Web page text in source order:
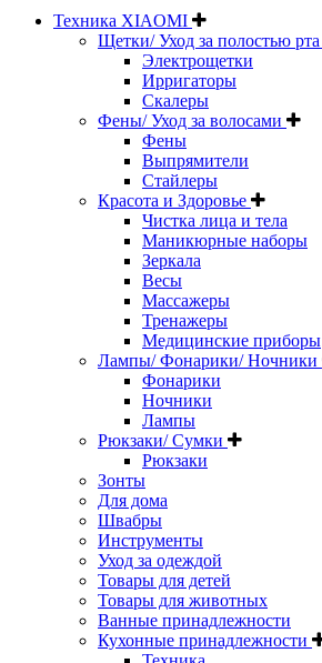
Техника XIAOMI
Щетки/ Уход за полостью рта
Электрощетки
Ирригаторы
Скалеры
Фены/ Уход за волосами
Фены
Выпрямители
Стайлеры
Красота и Здоровье
Чистка лица и тела
Маникюрные наборы
Зеркала
Весы
Массажеры
Тренажеры
Медицинские приборы
Лампы/ Фонарики/ Ночники
Фонарики
Ночники
Лампы
Рюкзаки/ Сумки
Рюкзаки
Зонты
Для дома
Швабры
Инструменты
Уход за одеждой
Товары для детей
Товары для животных
Ванные принадлежности
Кухонные принадлежности